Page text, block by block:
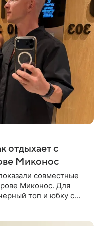
отдыхает с
Миконос
совместные
Миконос. Для
топ и юбку с